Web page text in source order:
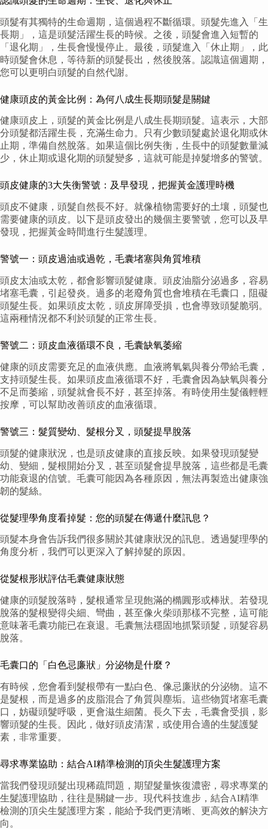
頭髮有其獨特的生命週期，這個過程不斷循環。頭髮先進入「生
長期」，這是頭髮活躍生長的時候。之後，頭髮會進入短暫的
「退化期」，生長會慢慢停止。最後，頭髮進入「休止期」，此
時頭髮會休息，等待新的頭髮長出，然後脫落。認識這個週期，
您可以更明白頭髮的自然代謝。
健康頭皮的黃金比例：為何八成生長期頭髮是關鍵
健康頭皮上，頭髮的黃金比例是八成生長期頭髮。這表示，大部
分頭髮都活躍生長，充滿生命力。只有少數頭髮處於退化期或休
止期，準備自然脫落。如果這個比例失衡，生長中的頭髮數量減
少，休止期或退化期的頭髮變多，這就可能是掉髮增多的警號。
頭皮健康的3大失衡警號：及早發現，把握黃金護理時機
頭皮不健康，頭髮自然長不好。就像植物需要好的土壤，頭髮也
需要健康的頭皮。以下是頭皮發出的幾個主要警號，您可以及早
發現，把握黃金時間進行生髮護理。
警號一：頭皮過油或過乾，毛囊堵塞與角質堆積
頭皮太油或太乾，都會影響頭髮健康。頭皮油脂分泌過多，容易
堵塞毛囊，引起發炎。過多的老廢角質也會堆積在毛囊口，阻礙
頭髮生長。如果頭皮太乾，頭皮屏障受損，也會導致頭髮脆弱。
這兩種情況都不利於頭髮的正常生長。
警號二：頭皮血液循環不良，毛囊缺氧萎縮
健康的頭皮需要充足的血液供應。血液將氧氣與養分帶給毛囊，
支持頭髮生長。如果頭皮血液循環不好，毛囊會因為缺氧與養分
不足而萎縮，頭髮就會長不好，甚至掉落。有時使用生髮儀輕輕
按摩，可以幫助改善頭皮的血液循環。
警號三：髮質變幼、髮根分叉，頭髮提早脫落
頭髮的健康狀況，也是頭皮健康的直接反映。如果發現頭髮變
幼、變細，髮根開始分叉，甚至頭髮會提早脫落，這些都是毛囊
功能衰退的信號。毛囊可能因為各種原因，無法再製造出健康強
韌的髮絲。
從髮理學角度看掉髮：您的頭髮在傳遞什麼訊息？
頭髮本身會告訴我們很多關於其健康狀況的訊息。透過髮理學的
角度分析，我們可以更深入了解掉髮的原因。
從髮根形狀評估毛囊健康狀態
健康的頭髮脫落時，髮根通常呈現飽滿的橢圓形或棒狀。若發現
脫落的髮根變得尖細、彎曲，甚至像火柴頭那樣不完整，這可能
意味著毛囊功能已在衰退。毛囊無法穩固地抓緊頭髮，頭髮容易
脫落。
毛囊口的「白色忌廉狀」分泌物是什麼？
有時候，您會看到髮根帶有一點白色、像忌廉狀的分泌物。這不
是髮根，而是過多的皮脂混合了角質與塵垢。這些物質堵塞毛囊
口，妨礙頭髮呼吸，更會滋生細菌。長久下去，毛囊會受損，影
響頭髮的生長。因此，做好頭皮清潔，或使用合適的生髮護髮
素，非常重要。
尋求專業協助：結合AI精準檢測的頂尖生髮護理方案
當我們發現頭髮出現稀疏問題，期望髮量恢復濃密，尋求專業的
生髮護理協助，往往是關鍵一步。現代科技進步，結合AI精準
檢測的頂尖生髮護理方案，能給予我們更清晰、更高效的解決方
向。